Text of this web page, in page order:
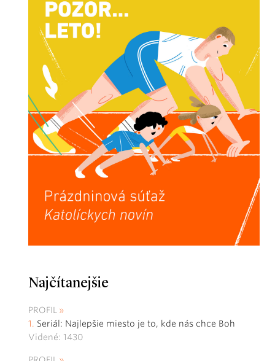
Najčítanejšie
PROFIL
Seriál: Najlepšie miesto je to, kde nás chce Boh
Videné: 1430